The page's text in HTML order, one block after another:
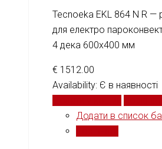
Tecnoeka EKL 864 N R —
для електро
4 дека 600x400 мм
€ 1512.00
Availability: Є в наявності
Додати в список